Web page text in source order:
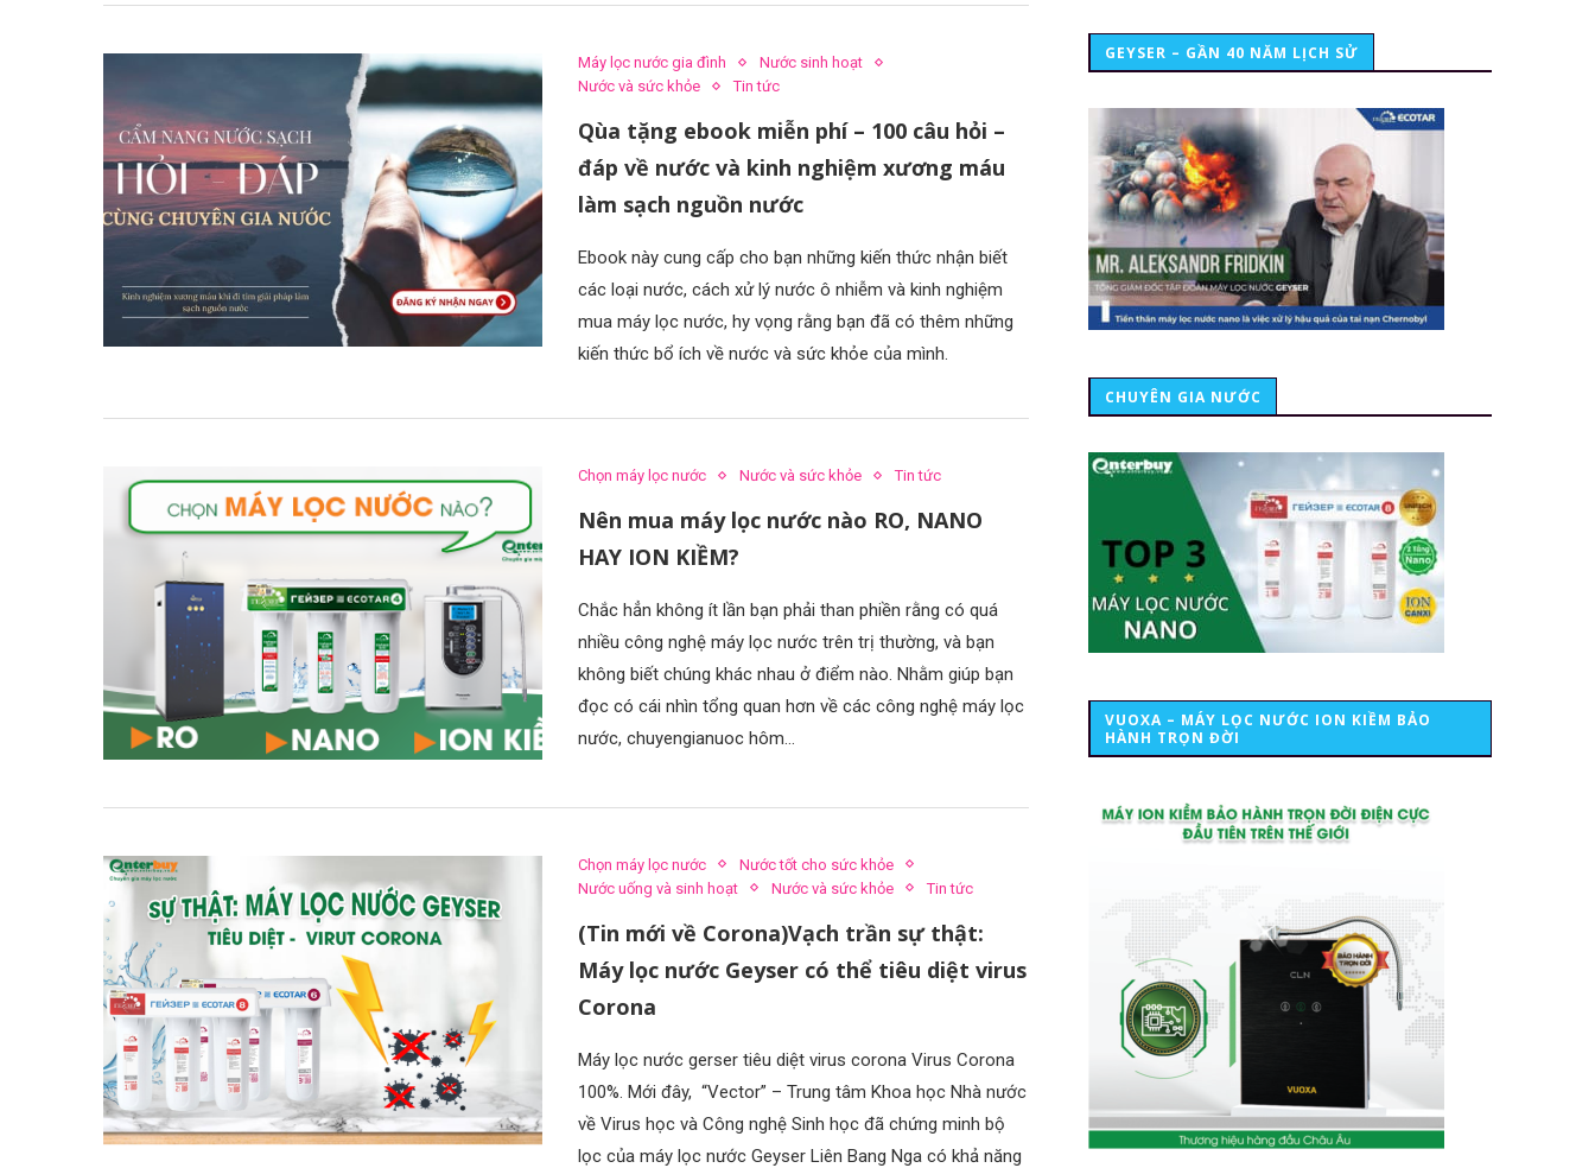
Máy lọc nước gia đình
Nước sinh hoạt
Nước và sức khỏe
Tin tức
Qùa tặng ebook miễn phí – 100 câu hỏi –
đáp về nước và kinh nghiệm xương máu
làm sạch nguồn nước
Ebook này cung cấp cho bạn những kiến thức nhận biết
các loại nước, cách xử lý nước ô nhiễm và kinh nghiệm
mua máy lọc nước, hy vọng rằng bạn đã có thêm những
kiến thức bổ ích về nước và sức khỏe của mình.
Chọn máy lọc nước Nước và sức khỏe Tin tức
Nên mua máy lọc nước nào RO, NANO
HAY ION KIỀM?
Chắc hẳn không ít lần bạn phải than phiền rằng có quá
nhiều công nghệ máy lọc nước trên trị thường, và bạn
không biết chúng khác nhau ở điểm nào. Nhằm giúp bạn
đọc có cái nhìn tổng quan hơn về các công nghệ máy lọc
nước, chuyengianuoc hôm…
Chọn máy lọc nước
Nước tốt cho sức khỏe
Nước uống và sinh hoạt
Nước và sức khỏe Tin tức
(Tin mới về Corona)Vạch trần sự thật:
Máy lọc nước Geyser có thể tiêu diệt virus
Corona
Máy lọc nước gerser tiêu diệt virus corona Virus Corona
100%. Mới đây, “Vector” – Trung tâm Khoa học Nhà nước
về Virus học và Công nghệ Sinh học đã chứng minh bộ
lọc của máy lọc nước Geyser Liên Bang Nga có khả năng
GEYSER – GẦN 40 NĂM LỊCH SỬ
CHUYÊN GIA NƯỚC
VUOXA – MÁY LỌC NƯỚC ION KIỀM BẢO
HÀNH TRỌN ĐỜI